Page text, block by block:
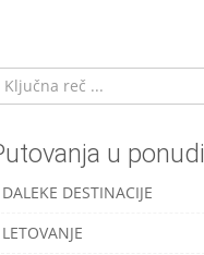
u ponudi
DALEKE DESTINACIJE
LETOVANJE